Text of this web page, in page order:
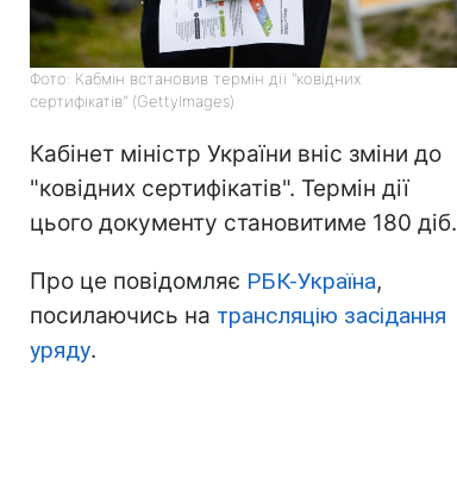
Фото: Кабмін встановив термін дії "ковідних
сертифікатів" (GettyImages)
Кабінет міністр України вніс зміни до
"ковідних сертифікатів". Термін дії
цього документу становитиме 180 діб.
Про це повідомляє РБК-Україна,
посилаючись на трансляцію засідання
уряду.